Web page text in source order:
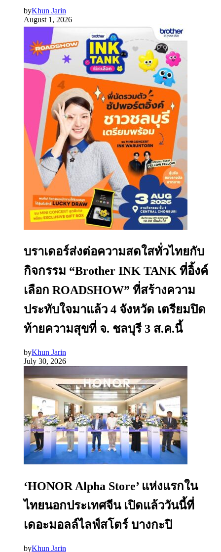
byKhun Jarin
August 1, 2026
บราเดอร์ส่งต่อความสดใสทั่วไทยกับ
กิจกรรม “Brother INK TANK ที่อิ้งค์
เลือก ROADSHOW” ที่สร้างความ
ประทับใจมาแล้ว 4 จังหวัด เตรียมปิด
ท้ายความสุขที่ จ. ชลบุรี 3 ส.ค.นี้
byKhun Jarin
July 30, 2026
‘HONOR Alpha Store’ แห่งแรกใน
ไทยนอกประเทศจีน เปิดแล้ววันนี้ที่
เดอะมอลล์ไลฟ์สโตร์ บางกะปิ
byKhun Jarin